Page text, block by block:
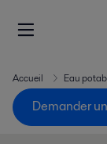
Accueil Eau
Demander